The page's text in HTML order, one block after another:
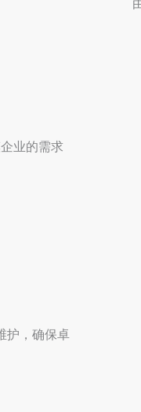
业的需求
护，确保卓